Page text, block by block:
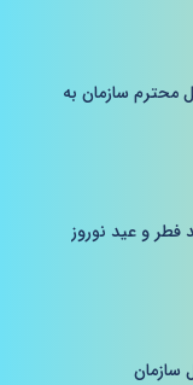
محترم سازمان به
و عید نوروز
سازمان